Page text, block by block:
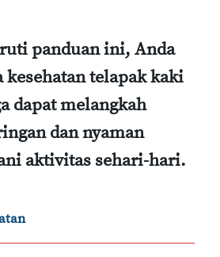
panduan ini, Anda
kesehatan telapak kaki
dapat melangkah
dan nyaman
aktivitas sehari-hari.